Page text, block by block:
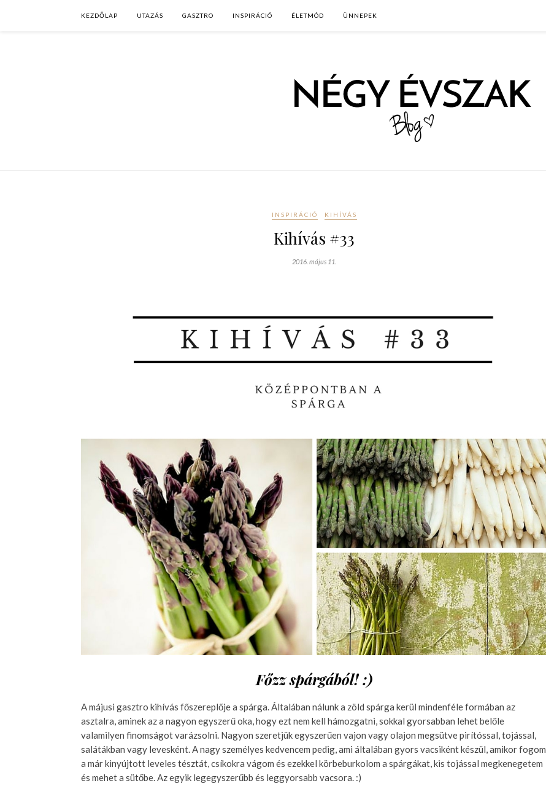
KEZDŐLAP UTAZÁS GASZTRO INSPIRÁCIÓ ÉLETMÓD ÜNNEPEK
INSPIRÁCIÓ KIHÍVÁS
Kihívás #33
2016. május 11.
Főzz spárgából! :)
A májusi gasztro kihívás főszereplője a spárga. Általában nálunk a zöld spárga kerül mindenféle formában az
asztalra, aminek az a nagyon egyszerű oka, hogy ezt nem kell hámozgatni, sokkal gyorsabban lehet belőle
valamilyen finomságot varázsolni. Nagyon szeretjük egyszerűen vajon vagy olajon megsütve pirítóssal, tojással,
salátákban vagy levesként. A nagy személyes kedvencem pedig, ami általában gyors vacsiként készül, amikor fogom
a már kinyújtott leveles tésztát, csíkokra vágom és ezekkel körbeburkolom a spárgákat, kis tojással megkenegetem
és mehet a sütőbe. Az egyik legegyszerűbb és leggyorsabb vacsora. :)